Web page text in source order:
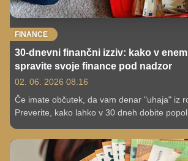
FINANCE
30-dnevni finančni izziv: kako v
spravite svoje finance pod nadzor
02. 06. 2026 08.16
Če imate občutek, da vam denar "uhaja" iz
Preverite, kako lahko v 30 dneh dobite